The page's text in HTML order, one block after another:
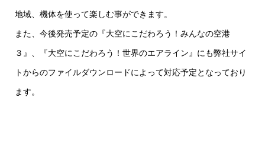
地域、機体を使って楽しむ事ができます。
また、今後発売予定の『大空にこだわろう！みんなの空港
３』、『大空にこだわろう！世界のエアライン』にも弊社サイ
トからのファイルダウンロードによって対応予定となっており
ます。